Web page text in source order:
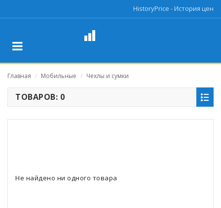
HistoryPrice - История цен
Главная / Мобильные / Чехлы и сумки
ТОВАРОВ: 0
Не найдено ни одного товара